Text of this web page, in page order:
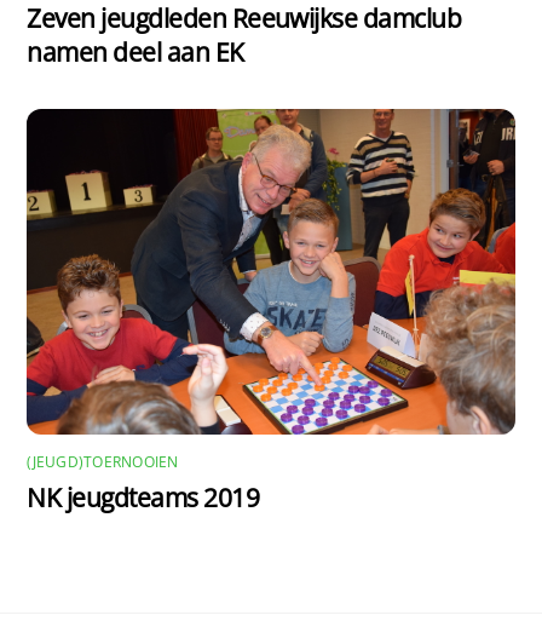
Zeven jeugdleden Reeuwijkse damclub
namen deel aan EK
(JEUGD)TOERNOOIEN
NK jeugdteams 2019